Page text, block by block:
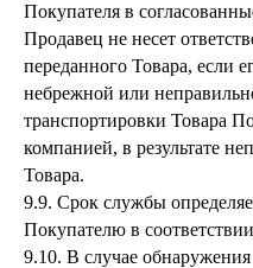
Покупателя в
Продавец не несет
переданного Товара, если
небрежной или
транспортировки Товара
компанией, в результате
Товара.
9.9. Срок службы
Покупателю в
9.10. В случае